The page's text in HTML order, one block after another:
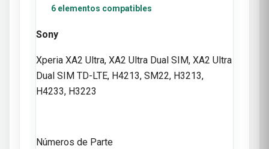
6 elementos compatibles
Sony
Xperia XA2 Ultra, XA2 Ultra Dual SIM, XA2 Ultra
Dual SIM TD-LTE, H4213, SM22, H3213,
H4233, H3223
Números de Parte